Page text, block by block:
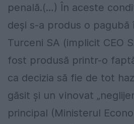
penală.(…) În aceste
deşi s-a produs o pagubă
Turceni SA (implicit CEO
fost produsă printr-o
ca decizia să fie de tot
găsit şi un vinovat
principal (Ministerul